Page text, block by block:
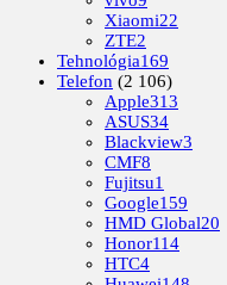
Xiaomi22
ZTE2
Tehnológia169
Telefon (2 106)
Apple313
ASUS34
Blackview3
CMF8
Fujitsu1
Google159
HMD Global20
Honor114
HTC4